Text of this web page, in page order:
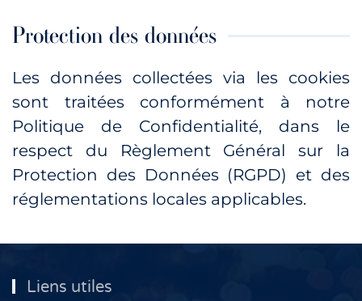
Protection des données
Les données collectées via les cookies
sont traitées conformément à notre
Politique de Confidentialité, dans le
respect du Règlement Général sur la
Protection des Données (RGPD) et des
réglementations locales applicables.
Liens utiles